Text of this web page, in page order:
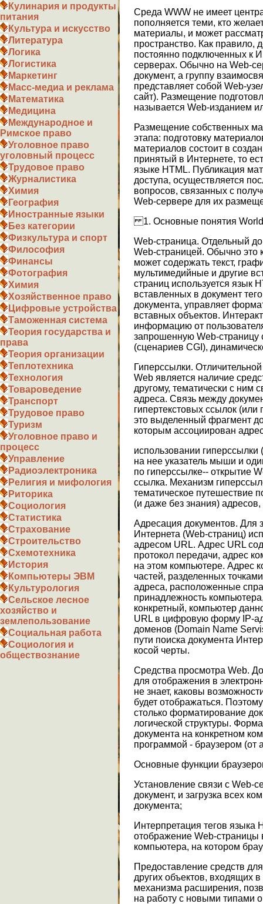
Кулинария и продукты
питания
Культура и искусство
Литература
Логика
Логистика
Маркетинг
Масс-медиа и реклама
Математика
Медицина
Международное и
Римское право
Уголовное право
уголовный процесс
Трудовое право
Журналистика
Химия
География
Иностранные языки
Без категории
Физкультура и спорт
Философия
Финансы
Фотография
Химия
Хозяйственное право
Цифровые устройства
Таможенная система
Теория государства и
права
Теория организации
Теплотехника
Технология
Товароведение
Транспорт
Трудовое право
Туризм
Уголовное право и
процесс
Управление
Радиоэлектроника
Религия и мифология
Риторика
Социология
Статистика
Страхование
Строительство
Схемотехника
История
Компьютеры ЭВМ
Культурология
Сельское лесное
хозяйство и
землепользование
Социальная работа
Социология и
обществознание
Среда WWW не имеет
пополняется теми, кто
материалы, и может
пространство. Как правило,
постоянно подключенных к
серверах. Обычно на Web-
документ, а группу
представляет собой Web-
сайт). Размещение
называется Web-изданием
Размещение собственных
этапа: подготовку
материалов состоит в
принятый в Интернете, то
языке НТML. Публикация
доступа, осуществляется
вопросов, связанных с
Web-сервере для их
1. Основные понятия World
Web-страница. Отдельный
Web-страницей. Обычно это
может содержать текст,
мультимедийные и другие
страниц используется язык
вставленных в документ
документа, управляет
вставных объектов.
информацию от
запрошенную Web-
(сценариев CGI),
Гиперссылки.
Web является наличие
другому, тематически с ним
адреса. Связь между
гипертекстовых ссылок (или
это выделенный фрагмент
которым ассоциирован
использовании гиперссылки
на нее указатель мыши и
по гиперссылке-- открытие
ссылка. Механизм
тематическое путешествие
(и даже без знания)
Адресация документов. Для
Интернета (Web-страниц)
адресом URL. Адрес URL
протокол передачи, адрес
на этом компьютере. Адрес
частей, разделенных
адреса, расположенные
принадлежность
конкретный, компьютер
URL в цифровую форму IP-
доменов (Domain Name
пути поиска документа
косой черты.
Средства просмотра Web.
для отображения в
не знает, каковы
будет отображаться.
столько форматирование
логической структуры.
документа на конкретном
программой - браузером (от
Основные функции
Установление связи с Web-
документ, и загрузка всех
документа;
Интерпретация тегов
отображение Web-страницы
компьютера, на котором
Предоставление средств
других объектов, входящих
механизма расширения,
на работу с новыми типами